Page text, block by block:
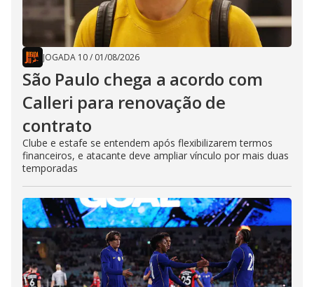
JOGADA 10/ 01/08/2026
São Paulo chega a acordo com
Calleri para renovação de
contrato
Clube e estafe se entendem após flexibilizarem termos
financeiros, e atacante deve ampliar vínculo por mais duas
temporadas